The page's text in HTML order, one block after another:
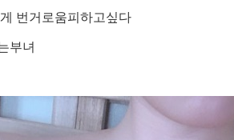
번거로움피하고싶다
부녀